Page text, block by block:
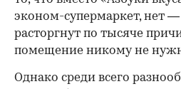
эконом-супермаркет, нет
расторгнут по тысяче
помещение никому не
Однако среди всего